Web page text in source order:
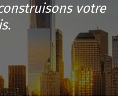
votre